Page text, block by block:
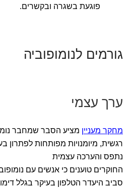
פוגעת בשגרה ובקשרים.
גורמים לנומופוביה
ערך עצמי
מחקר מעניין מציע הסבר שמחבר
רגשית, מיומנויות מפותחות לפתרון
נתפס והערכה עצמית
החוקרים טוענים כי אנשים עם
סביב היעדר הטלפון בעיקר בגלל